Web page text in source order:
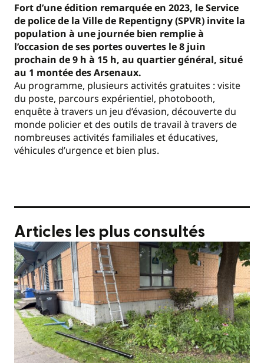
Fort d’une édition remarquée en 2023, le Service
de police de la Ville de Repentigny (SPVR) invite la
population à une journée bien remplie à
l’occasion de ses portes ouvertes le 8 juin
prochain de 9 h à 15 h, au quartier général, situé
au 1 montée des Arsenaux.
Au programme, plusieurs activités gratuites : visite
du poste, parcours expérientiel, photobooth,
enquête à travers un jeu d’évasion, découverte du
monde policier et des outils de travail à travers de
nombreuses activités familiales et éducatives,
véhicules d’urgence et bien plus.
Articles les plus consultés